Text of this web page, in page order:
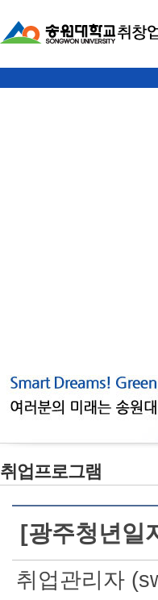
취업프로그램
[광주청년일
취업관리자